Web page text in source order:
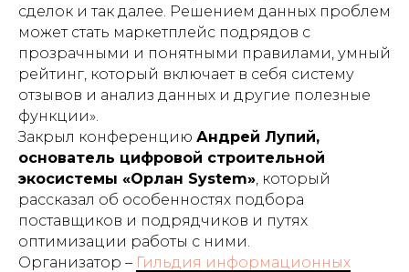
сделок и так далее. Решением данных проблем
может стать маркетплейс подрядов с
прозрачными и понятными правилами, умный
рейтинг, который включает в себя систему
отзывов и анализ данных и другие полезные
функции».
Закрыл конференцию Андрей Лупий,
основатель цифровой строительной
экосистемы «Орлан System» , который
рассказал об особенностях подбора
поставщиков и подрядчиков и путях
оптимизации работы с ними.
Организатор – Гильдия информационных